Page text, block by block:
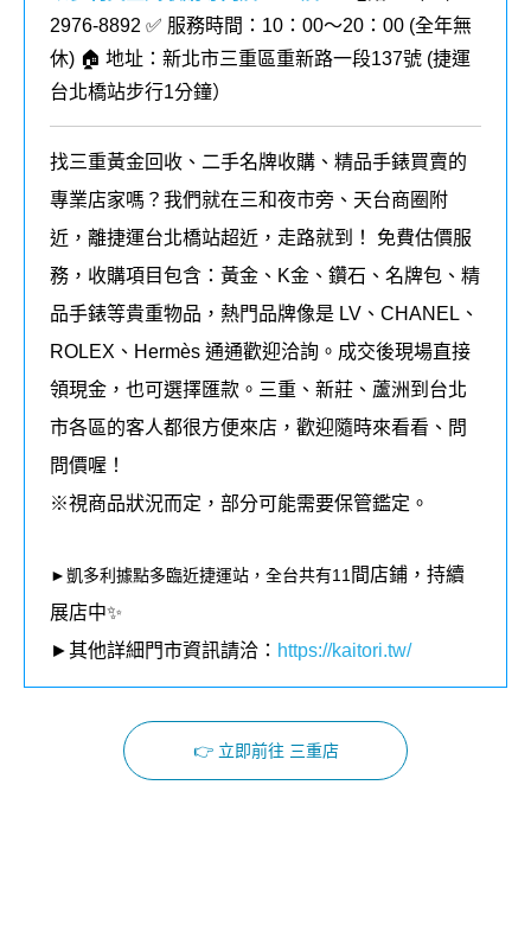
2976-8892 ✅ 服務時間：10：00～20：00 (全年無
休) 🏠 地址：新北市三重區重新路一段137號 (捷運
台北橋站步行1分鐘）
找三重黃金回收、二手名牌收購、精品手錶買賣的
專業店家嗎？我們就在三和夜市旁、天台商圈附
近，離捷運台北橋站超近，走路就到！ 免費估價服
務，收購項目包含：黃金、K金、鑽石、名牌包、精
品手錶等貴重物品，熱門品牌像是 LV、CHANEL、
ROLEX、Hermès 通通歡迎洽詢。成交後現場直接
領現金，也可選擇匯款。三重、新莊、蘆洲到台北
市各區的客人都很方便來店，歡迎隨時來看看、問
問價喔！
※視商品狀況而定，部分可能需要保管鑑定。
►凱多利據點多臨近捷運站，全台共有11間店鋪，持續
展店中✨
►其他詳細門市資訊請洽： https://kaitori.tw/
👉 立即前往 三重店